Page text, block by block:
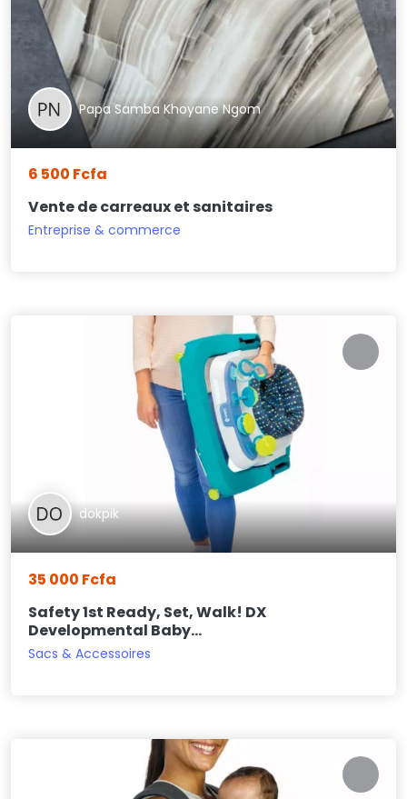
Papa Samba Khoyane Ngom
6 500 Fcfa
Vente de carreaux et sanitaires
Entreprise & commerce
dokpik
35 000 Fcfa
Safety 1st Ready, Set, Walk! DX
Developmental Baby...
Sacs & Accessoires